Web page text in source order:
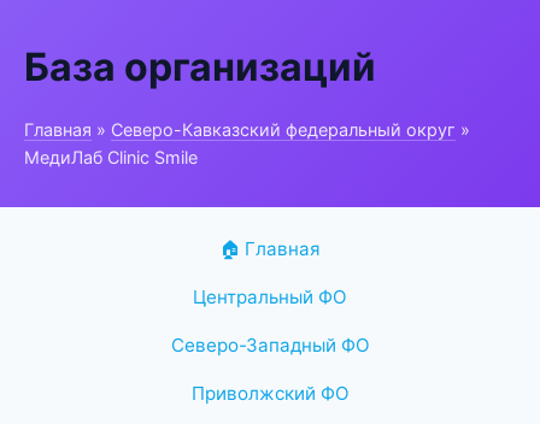
База организаций
Главная » Северо-Кавказский федеральный округ »
МедиЛаб Clinic Smile
🏠 Главная
Центральный ФО
Северо-Западный ФО
Приволжский ФО